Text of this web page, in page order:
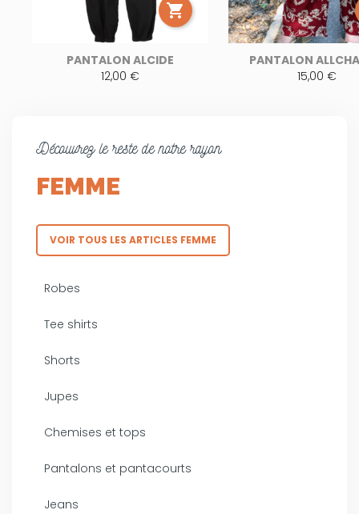

PANTALON ALCIDE
12,00 €
PANTALON
15,00 €
Découvrez le reste de notre rayon
FEMME
VOIR TOUS LES ARTICLES FEMME
Robes
Tee shirts
Shorts
Jupes
Chemises et tops
Pantalons et pantacourts
Jeans